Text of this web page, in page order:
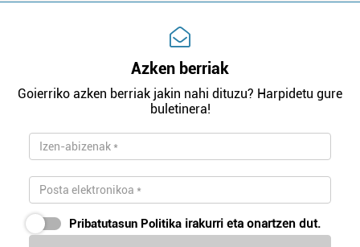
Azken berriak
Goierriko azken berriak jakin nahi dituzu? Harpidetu gure
buletinera!
Pribatutasun Politika irakurri eta onartzen dut.